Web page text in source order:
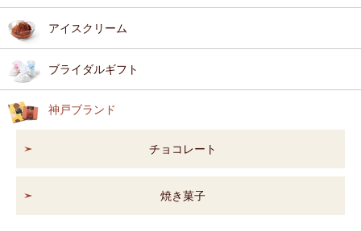
アイスクリーム
ブライダルギフト
神戸ブランド
チョコレート
焼き菓子